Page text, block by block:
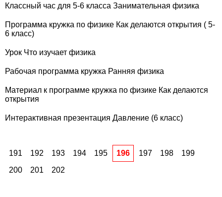
Классный час для 5-6 класса Занимательная физика
Программа кружка по физике Как делаются открытия ( 5-
6 класс)
Урок Что изучает физика
Рабочая программа кружка Ранняя физика
Материал к программе кружка по физике Как делаются
открытия
Интерактивная презентация Давление (6 класс)
191 192 193 194 195 196 197 198
199
200
201 202